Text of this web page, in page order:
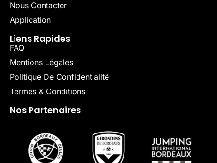
Nous Contacter
Application
Liens Rapides
FAQ
Mentions Légales
Politique De Confidentialité
Termes & Conditions
Nos Partenaires